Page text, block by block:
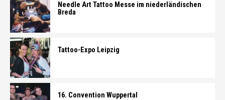
Needle Art Tattoo Messe im niederländischen
Breda
Tattoo-Expo Leipzig
16. Convention Wuppertal